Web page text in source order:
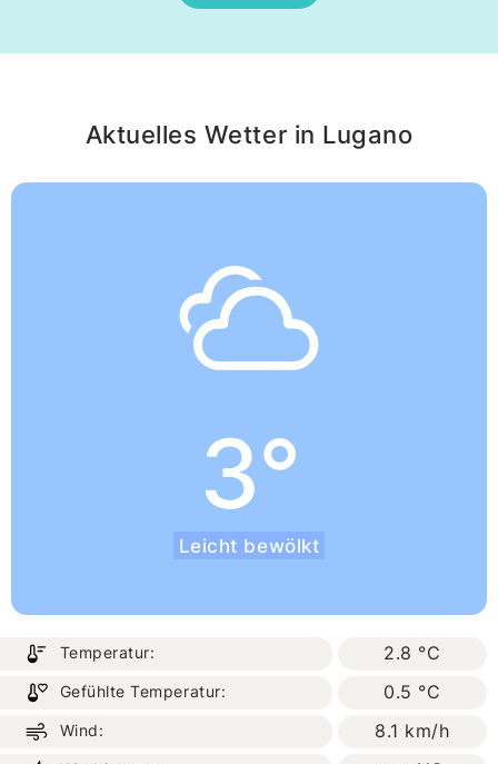
Aktuelles Wetter in Lugano
3°
Leicht bewölkt
Temperatur: 2.8 °C
Gefühlte Temperatur: 0.5 °C
Wind: 8.1 km/h